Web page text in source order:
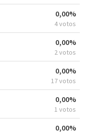
0,00%
4 votos
0,00%
2 votos
0,00%
17 votos
0,00%
1 votos
0,00%